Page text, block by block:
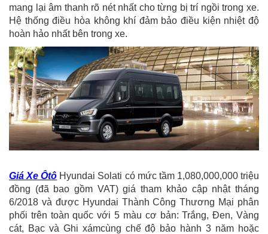
mang lại âm thanh rõ nét nhất cho từng bị trí ngồi trong xe.
Hệ thống điều hòa không khí đảm bảo điều kiện nhiệt độ
hoàn hảo nhất bên trong xe.
Giá Xe Ôtô Hyundai Solati có mức tầm 1,080,000,000 triệu
đồng (đã bao gồm VAT) giá tham khảo cập nhật tháng
6/2018 và được Hyundai Thành Công Thương Mại phân
phối trên toàn quốc với 5 màu cơ bản: Trắng, Đen, Vàng
cát, Bạc và Ghi xámcùng chế độ bảo hành 3 năm hoặc